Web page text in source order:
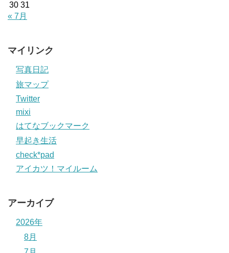
30 31
« 7月
マイリンク
写真日記
旅マップ
Twitter
mixi
はてなブックマーク
早起き生活
check*pad
アイカツ！マイルーム
アーカイブ
2026年
8月